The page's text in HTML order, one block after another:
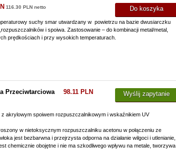
116.30 PLN netto
suchy smar utwardzany w powietrzu na bazie dwusiarczku
i spoiwa. Zastosowanie – do kombinacji metal/metal,
prędkościach i przy wysokich temperaturach.
Do koszyka
Przeciwtarciowa 98.11 PLN
akrylowym spoiwem rozpuszczalnikowym i wskaźnikiem UV
w nietoksycznym rozpuszczalniku acetonu w połączeniu ze
jest bezbarwna i przejrzysta odporna na działanie wilgoci i utlenianie,
chemicznie obojętne i nie ma szkodliwego wpływu na metale, tworzywa
Wyślij zapytanie